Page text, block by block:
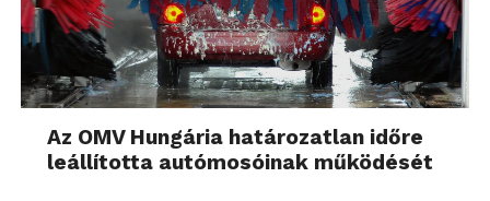
Az OMV Hungária határozatlan időre
leállította autómosóinak működését